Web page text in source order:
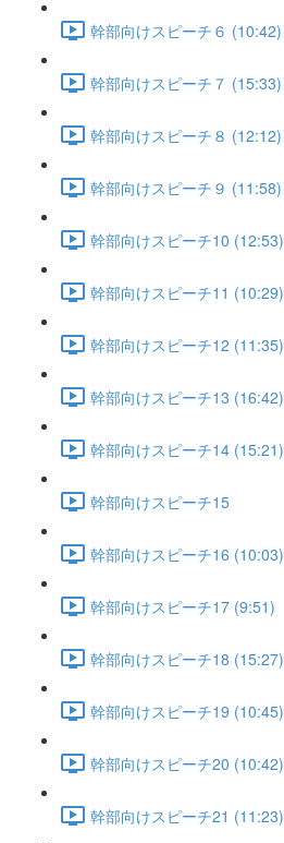
幹部向けスピーチ６ (10:42)
幹部向けスピーチ７ (15:33)
幹部向けスピーチ８ (12:12)
幹部向けスピーチ９ (11:58)
幹部向けスピーチ10 (12:53)
幹部向けスピーチ11 (10:29)
幹部向けスピーチ12 (11:35)
幹部向けスピーチ13 (16:42)
幹部向けスピーチ14 (15:21)
幹部向けスピーチ15
幹部向けスピーチ16 (10:03)
幹部向けスピーチ17 (9:51)
幹部向けスピーチ18 (15:27)
幹部向けスピーチ19 (10:45)
幹部向けスピーチ20 (10:42)
幹部向けスピーチ21 (11:23)